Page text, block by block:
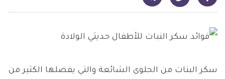
سكر البنات من الحلوى الشائعة والتي يفضلها الكثير من